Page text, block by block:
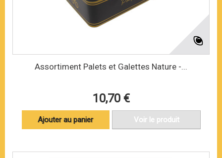
Assortiment Palets et Galettes Nature -...
10,70 €
Ajouter au panier Voir le produit